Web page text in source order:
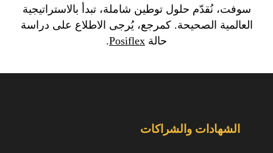
سوفت، نُقدّم حلول توطين شاملة، تبدأ بالاستراتيجية
العالمية الصحيحة. كمرجع، يُرجى الاطلاع على دراسة
حالة Posiflex
.
الشهادات والشراكات